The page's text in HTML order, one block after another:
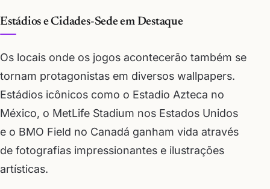
Estádios e Cidades-Sede em Destaque
Os locais onde os jogos acontecerão também se
tornam protagonistas em diversos wallpapers.
Estádios icônicos como o Estadio Azteca no
México, o MetLife Stadium nos Estados Unidos
e o BMO Field no Canadá ganham vida através
de fotografias impressionantes e ilustrações
artísticas.